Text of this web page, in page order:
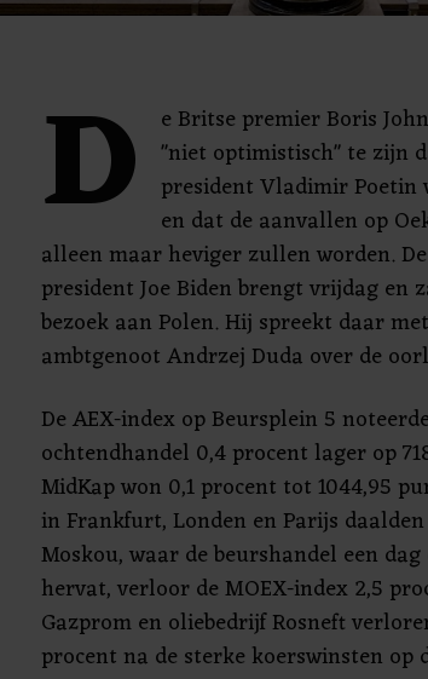
D
e Britse premier Boris
"niet optimistisch" te zijn
president Vladimir
en dat de aanvallen op
alleen maar heviger zullen worden.
president Joe Biden brengt vrijdag en
bezoek aan Polen. Hij spreekt daar
ambtgenoot Andrzej Duda over de
De AEX-index op Beursplein 5
ochtendhandel 0,4 procent lager op
MidKap won 0,1 procent tot 1044,95
in Frankfurt, Londen en Parijs
Moskou, waar de beurshandel een
hervat, verloor de MOEX-index 2,5
Gazprom en oliebedrijf Rosneft
procent na de sterke koerswinsten op